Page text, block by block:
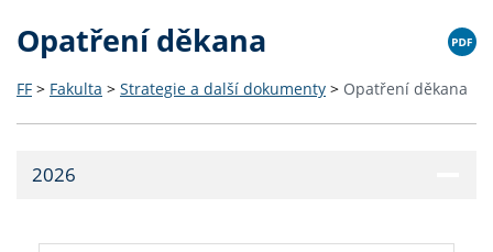
Opatření děkana
FF > Fakulta > Strategie a další dokumenty > Opatření děkana
2026